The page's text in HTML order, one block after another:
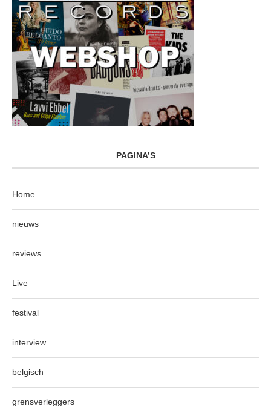
PAGINA’S
Home
nieuws
reviews
Live
festival
interview
belgisch
grensverleggers